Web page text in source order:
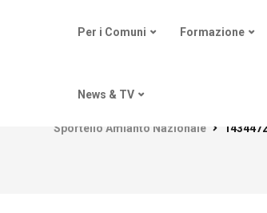
Per i Comuni Formazione
News & TV
Sportello Amianto Nazionale